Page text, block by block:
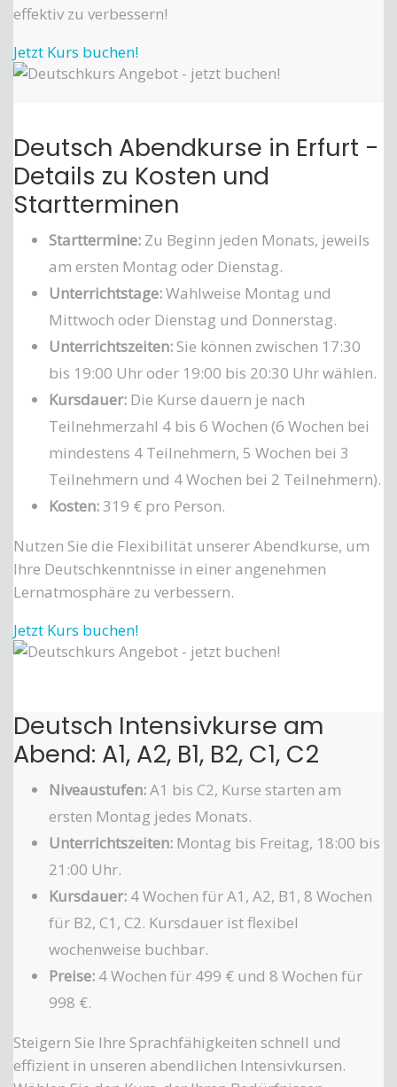
effektiv zu verbessern!
Jetzt Kurs buchen!
Deutsch Abendkurse in Erfurt -
Details zu Kosten und
Startterminen
Starttermine:Zu Beginn jeden Monats, jeweils
am ersten Montag oder Dienstag.
Unterrichtstage:Wahlweise Montag und
Mittwoch oder Dienstag und Donnerstag.
Unterrichtszeiten:Sie können zwischen 17:30
bis 19:00 Uhr oder 19:00 bis 20:30 Uhr wählen.
Kursdauer:Die Kurse dauern je nach
Teilnehmerzahl 4 bis 6 Wochen (6 Wochen bei
mindestens 4 Teilnehmern, 5 Wochen bei 3
Teilnehmern und 4 Wochen bei 2 Teilnehmern).
Kosten:319 € pro Person.
Nutzen Sie die Flexibilität unserer Abendkurse, um
Ihre Deutschkenntnisse in einer angenehmen
Lernatmosphäre zu verbessern.
Jetzt Kurs buchen!
Deutsch Intensivkurse am
Abend: A1, A2, B1, B2, C1, C2
Niveaustufen:A1 bis C2, Kurse starten am
ersten Montag jedes Monats.
Unterrichtszeiten:Montag bis Freitag, 18:00 bis
21:00 Uhr.
Kursdauer:4 Wochen für A1, A2, B1, 8 Wochen
für B2, C1, C2. Kursdauer ist flexibel
wochenweise buchbar.
Preise:4 Wochen für 499 € und 8 Wochen für
998 €.
Steigern Sie Ihre Sprachfähigkeiten schnell und
effizient in unseren abendlichen Intensivkursen.